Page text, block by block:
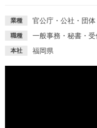
【4年生】
採用情報を探す
業種 官公庁・公社・団体
職種 一般事務・秘書・受
本社 福岡県